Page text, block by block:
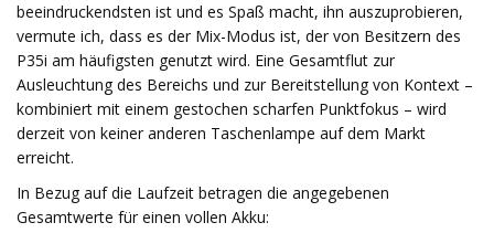
beeindruckendsten ist und es Spaß macht, ihn auszuprobieren,
vermute ich, dass es der Mix-Modus ist, der von Besitzern des
P35i am häufigsten genutzt wird. Eine Gesamtflut zur
Ausleuchtung des Bereichs und zur Bereitstellung von Kontext –
kombiniert mit einem gestochen scharfen Punktfokus – wird
derzeit von keiner anderen Taschenlampe auf dem Markt
erreicht.
In Bezug auf die Laufzeit betragen die angegebenen
Gesamtwerte für einen vollen Akku: